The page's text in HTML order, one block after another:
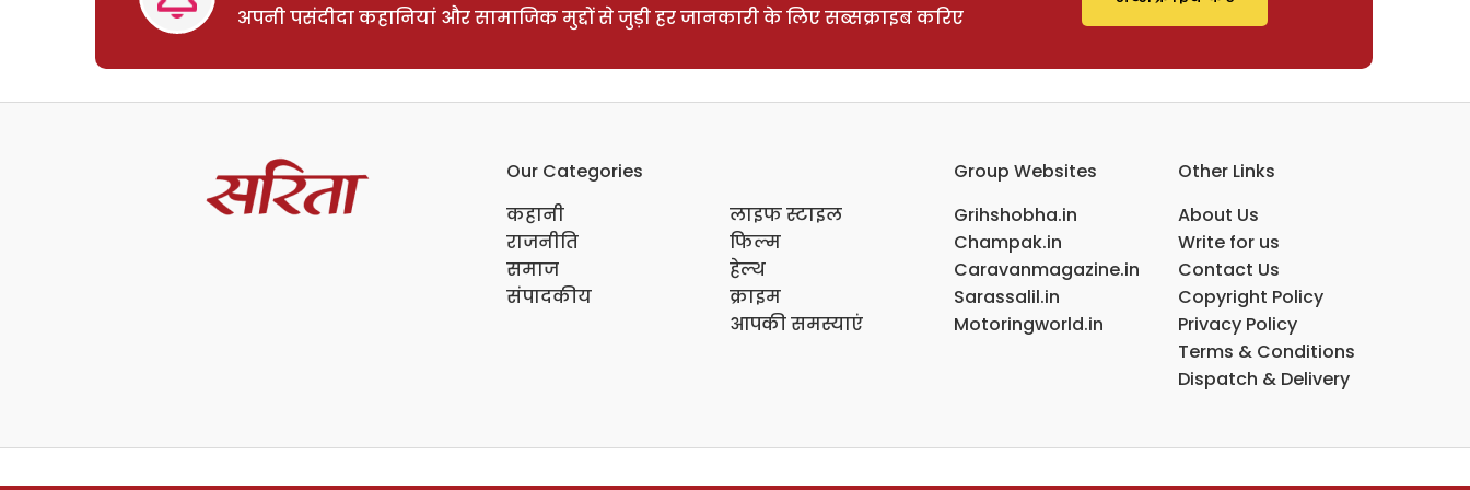
अपनी पसंदीदा कहानियां और सामाजिक मुद्दों से जुड़ी हर जानकारी के लिए सब्सक्राइब करिए
Our Categories
कहानी
राजनीति
समाज
संपादकीय
लाइफ स्टाइल
फिल्म
हेल्थ
क्राइम
आपकी समस्याएं
Group Websites
Grihshobha.in
Champak.in
Caravanmagazine.in
Sarassalil.in
Motoringworld.in
Other Links
About Us
Write for us
Contact Us
Copyright Policy
Privacy Policy
Terms & Conditions
Dispatch & Delivery